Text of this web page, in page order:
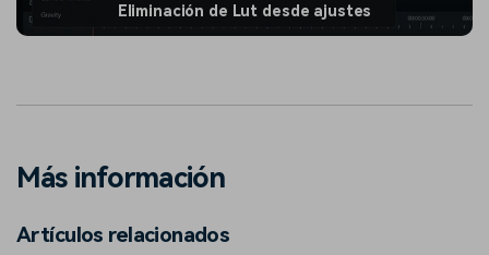
Eliminación de Lut desde ajustes
Más información
Artículos relacionados